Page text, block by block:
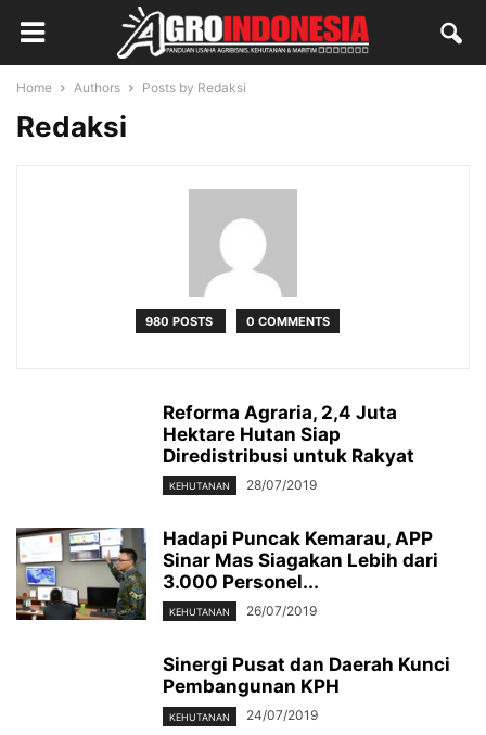
Home Authors Posts by Redaksi
Redaksi
980 POSTS 0 COMMENTS
Reforma Agraria, 2,4 Juta
Hektare Hutan Siap
Diredistribusi untuk Rakyat
KEHUTANAN 28/07/2019
Hadapi Puncak Kemarau, APP
Sinar Mas Siagakan Lebih dari
3.000 Personel...
KEHUTANAN 26/07/2019
Sinergi Pusat dan Daerah Kunci
Pembangunan KPH
KEHUTANAN 24/07/2019